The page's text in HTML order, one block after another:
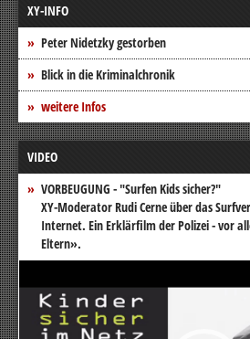
XY-INFO
Peter Nidetzky gestorben
Blick in die Kriminalchronik
weitere Infos
VIDEO
VORBEUGUNG - "Surfen Kids sicher?"
XY-Moderator Rudi Cerne über das
Internet. Ein Erklärfilm der Polizei - vor
Eltern».
Video-